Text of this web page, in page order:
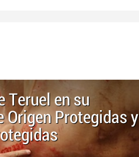
Teruel en su
Origen Protegidas y